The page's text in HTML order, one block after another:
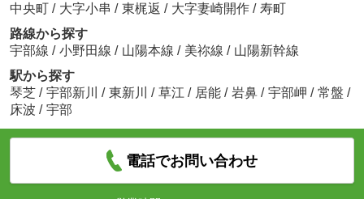
中央町 / 大字小串 / 東梶返 / 大字妻崎開作 / 寿町
路線から探す
宇部線 / 小野田線 / 山陽本線 / 美祢線 / 山陽新幹線
駅から探す
琴芝 / 宇部新川 / 東新川 / 草江 / 居能 / 岩鼻 / 宇部岬 / 常盤 /
床波 / 宇部
電話でお問い合わせ